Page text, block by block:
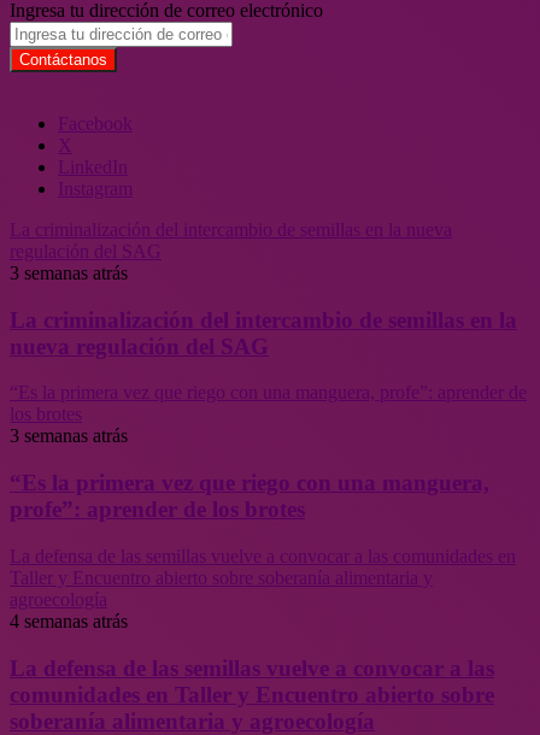
Ingresa tu dirección de correo electrónico
Facebook
X
LinkedIn
Instagram
La criminalización del intercambio de semillas en la nueva
regulación del SAG
3 semanas atrás
La criminalización del intercambio de semillas en la
nueva regulación del SAG
“Es la primera vez que riego con una manguera, profe”: aprender de
los brotes
3 semanas atrás
“Es la primera vez que riego con una manguera,
profe”: aprender de los brotes
La defensa de las semillas vuelve a convocar a las comunidades en
Taller y Encuentro abierto sobre soberanía alimentaria y
agroecología
4 semanas atrás
La defensa de las semillas vuelve a convocar a las
comunidades en Taller y Encuentro abierto sobre
soberanía alimentaria y agroecología